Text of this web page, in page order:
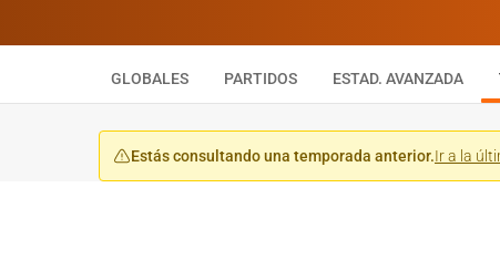
GLOBALES PARTIDOS ESTAD. AVANZADA
Estás consultando una temporada anterior.Ir a la